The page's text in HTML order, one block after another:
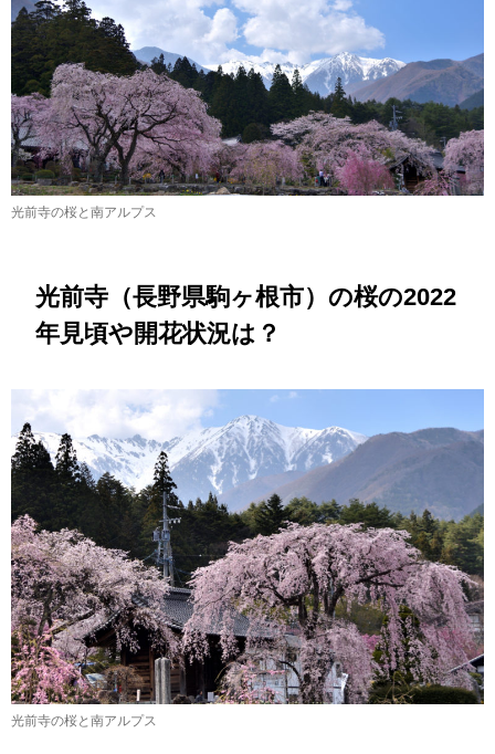
光前寺の桜と南アルプス
光前寺（長野県駒ヶ根市）の桜の2022
年見頃や開花状況は？
光前寺の桜と南アルプス